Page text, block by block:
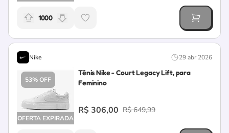
Relevância da oferta: 1000 pontos
1000
29 abr 2026
Nike
53% OFF
OFERTA EXPIRADA
Tênis Nike - Court Legacy Lift, para
Feminino
R$ 306,00 R$ 649,99